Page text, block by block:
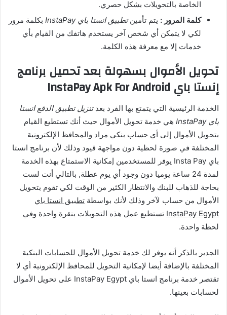
الخاصة بالتحويلات بشكل حصري.
كلمة المرور : يتم تأمينتطبيق انستا باي InstaPay
بكلمة مرور
لكي لا يتمكن أي شخص آخر يستخدم هاتفك من القيام بأي
خدمات إلا مع معرفة هذه الكلمة.
تحويل الأموال بسهولة بعد تحميل برنامج
إنستا باي InstaPay Apk For Android
الخدمة الرئيسية التي يتمتع بها الفرد بعدتنزيل تطبيق الدفع انستا
باي InstaPay
هي خدمة تحويل الأموال حيث أنك تستطيع القيام
بتحويل الأموال إلى أي حساب بنكي مراد والمحافظ الإلكترونية
المختلفة في صورة لحظية دون مواجهة قيود وذلك لأن برنامج انستا
باي Insta Pay يوفر للمستخدمين إمكانية الاستمتاع بهذه الخدمة
لمدة 24 ساعة يوميا دون وجود أي يوم عطلة, بالتالي أنت لست
بحاجة للذهاب للبنك والانتظار الكثير من الوقت لكي تقوم بتحويل
الأموال من حساب لآخر وذلك لأنك بواسطة تطبيق انستا باي
InstaPay Egypt تستطيع عمل هذه التحويلات بنقرة واحدة وفي
لحظة واحدة.
الجدير بالذكر أنه يوفر لك خدمة تحويل الأموال للحسابات البنكية
المختلفة بالإضافة أيضا لإمكانية التحويل للمحافظ الإلكترونية أي لا
تقتصر خدمة برنامج انستا باي InstaPay Egypt على تحويل الأموال
لحسابات بعينها.